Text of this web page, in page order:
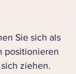
Sie sich als
positionieren
ziehen.